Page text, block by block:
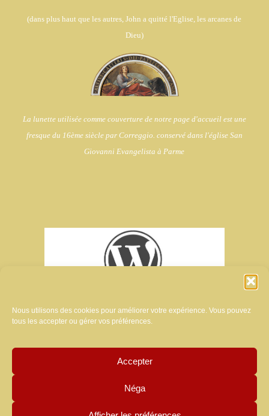
Nous utilisons des cookies pour améliorer votre expérience. Vous pouvez
tous les accepter ou gérer vos préférences.
Accepter
Néga
(dans plus haut que les autres, John a quitté l'Eglise,les arcanes de
Dieu)
La lunette utilisée comme couverture de notre page d'accueil est une
fresque du 16ème siècle par Correggio. conservé dans l'église San
Giovanni Evangelista à Parme
MANUELA LUZZARDI